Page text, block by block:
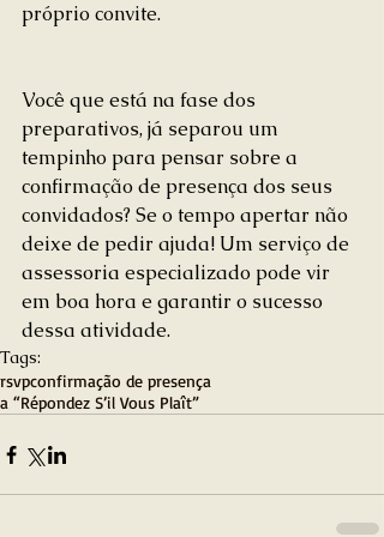
próprio convite.
Você que está na fase dos
preparativos, já separou um
tempinho para pensar sobre a
confirmação de presença dos seus
convidados? Se o tempo apertar não
deixe de pedir ajuda! Um serviço de
assessoria especializado pode vir
em boa hora e garantir o sucesso
dessa atividade.
Tags:
rsvpconfirmação de presença
a “Répondez S’il Vous Plaît”